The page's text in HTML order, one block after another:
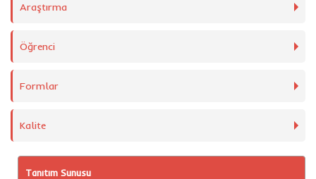
Araştırma
Öğrenci
Formlar
Kalite
Tanıtım Sunusu